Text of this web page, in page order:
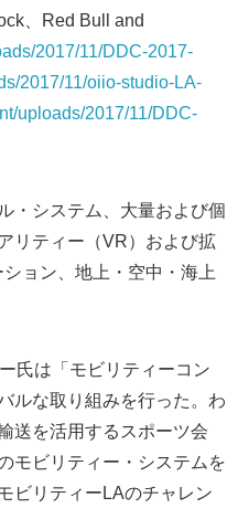
、Red Bull and
2017/11/DDC-2017-
2017/11/oiio-studio-LA-
uploads/2017/11/DDC-
・システム、大量および個
リティー（VR）および拡
ョン、地上・空中・海上
氏は「モビリティーコン
ルな取り組みを行った。わ
送を活用するスポーツ会
モビリティー・システムを
ビリティーLAのチャレン